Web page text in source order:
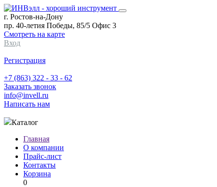
г. Ростов-на-Дону
пр. 40-летия Победы, 85/5 Офис 3
Смотреть на карте
Вход
Регистрация
+7 (863) 322 - 33 - 62
Заказать звонок
info@invell.ru
Написать нам
Каталог
Главная
О компании
Прайс-лист
Контакты
Корзина
0